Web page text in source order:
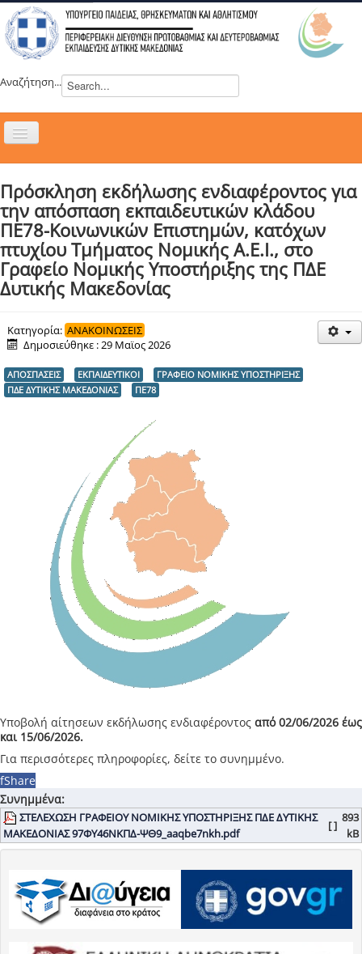
Αναζήτηση...
Εναλλαγή
ΝΕΑ
ΣΥΜΒΟΥΛΙΑ
ΕΥΡΩΠΑΪΚΑ ΠΡΟΓΡΑΜΜΑΤΑ
ΜΑΘΗΤΕΙΑ
ΔΡΑΣΕΙΣ
ΕΠΙΚΟΙΝΩΝΙΑ
Πρόσκληση εκδήλωσης ενδιαφέροντος για
την απόσπαση εκπαιδευτικών κλάδου
ΠΕ78-Κοινωνικών Επιστημών, κατόχων
πτυχίου Τμήματος Νομικής Α.Ε.Ι., στο
Γραφείο Νομικής Υποστήριξης της ΠΔΕ
Δυτικής Μακεδονίας
Κατηγορία: ΑΝΑΚΟΙΝΩΣΕΙΣ
Δημοσιεύθηκε : 29 Μαϊος 2026
ΑΠΟΣΠΑΣΕΙΣ ΕΚΠΑΙΔΕΥΤΙΚΟΙ
ΓΡΑΦΕΙΟ ΝΟΜΙΚΗΣ ΥΠΟΣΤΗΡΙΞΗΣ
ΠΔΕ ΔΥΤΙΚΗΣ ΜΑΚΕΔΟΝΙΑΣ
ΠΕ78
Υποβολή αίτησεων εκδήλωσης ενδιαφέροντος από 02/06/2026 έως
και 15/06/2026.
Για περισσότερες πληροφορίες, δείτε το συνημμένο.
fShare
Συνημμένα:
ΣΤΕΛΕΧΩΣΗ ΓΡΑΦΕΙΟΥ ΝΟΜΙΚΗΣ ΥΠΟΣΤΗΡΙΞΗΣ ΠΔΕ ΔΥΤΙΚΗΣ
ΜΑΚΕΔΟΝΙΑΣ 97ΦΥ46ΝΚΠΔ-ΨΘ9_aaqbe7nkh.pdf
[ ]
893
kB